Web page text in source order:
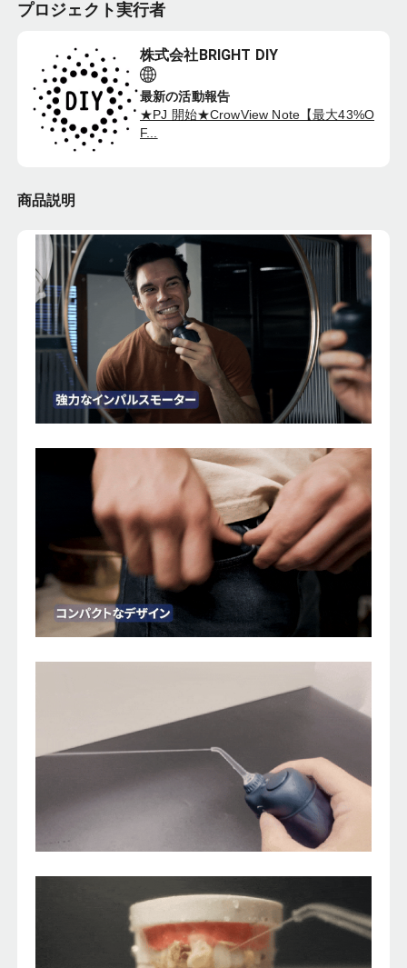
プロジェクト実行者
株式会社BRIGHT DIY
最新の活動報告
★PJ 開始★CrowView Note【最大43%O
F...
商品説明